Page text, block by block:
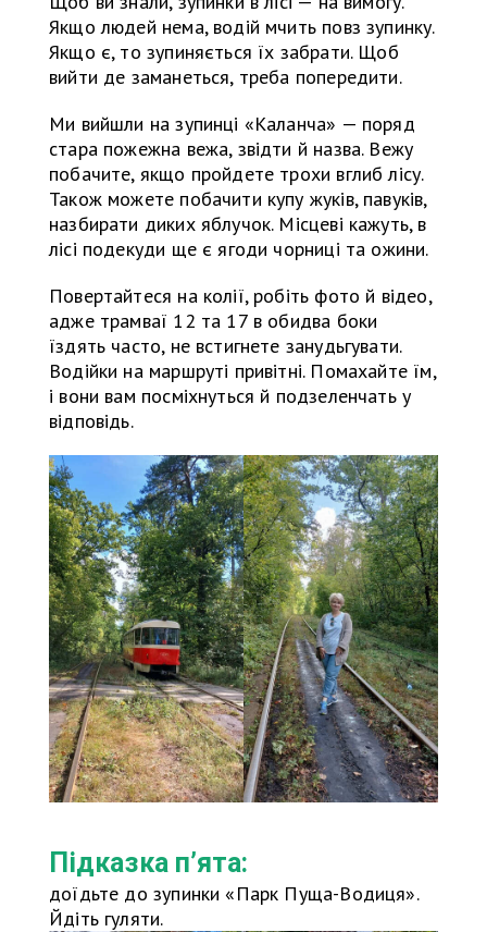
Якщо людей нема, водій мчить повз зупинку.
Якщо є, то зупиняється їх забрати. Щоб
вийти де заманеться, треба попередити.
Ми вийшли на зупинці «Каланча» — поряд
стара пожежна вежа, звідти й назва. Вежу
побачите, якщо пройдете трохи вглиб лісу.
Також можете побачити купу жуків, павуків,
назбирати диких яблучок. Місцеві кажуть, в
лісі подекуди ще є ягоди чорниці та ожини.
Повертайтеся на колії, робіть фото й відео,
адже трамваї 12 та 17 в обидва боки
їздять часто, не встигнете занудьгувати.
Водійки на маршруті привітні. Помахайте їм,
і вони вам посміхнуться й подзеленчать у
відповідь.
Підказка п’ята:
доїдьте до зупинки «Парк Пуща-Водиця».
Йдіть гуляти.